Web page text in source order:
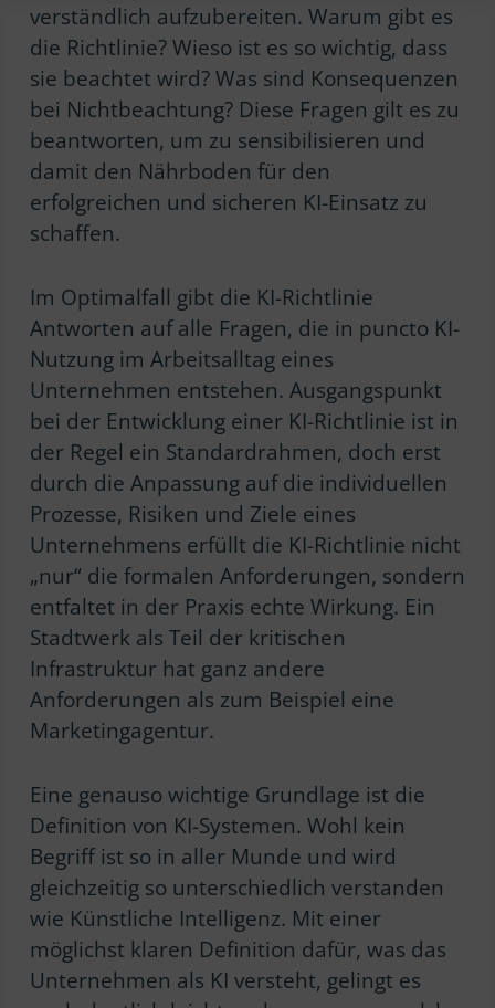
verständlich aufzubereiten. Warum gibt es
die Richtlinie? Wieso ist es so wichtig, dass
sie beachtet wird? Was sind Konsequenzen
bei Nichtbeachtung? Diese Fragen gilt es zu
beantworten, um zu sensibilisieren und
damit den Nährboden für den
erfolgreichen und sicheren KI-Einsatz zu
schaffen.
Im Optimalfall gibt die KI-Richtlinie
Antworten auf alle Fragen, die in puncto KI-
Nutzung im Arbeitsalltag eines
Unternehmen entstehen. Ausgangspunkt
bei der Entwicklung einer KI-Richtlinie ist in
der Regel ein Standardrahmen, doch erst
durch die Anpassung auf die individuellen
Prozesse, Risiken und Ziele eines
Unternehmens erfüllt die KI-Richtlinie nicht
„nur“ die formalen Anforderungen, sondern
entfaltet in der Praxis echte Wirkung. Ein
Stadtwerk als Teil der kritischen
Infrastruktur hat ganz andere
Anforderungen als zum Beispiel eine
Marketingagentur.
Eine genauso wichtige Grundlage ist die
Definition von KI-Systemen. Wohl kein
Begriff ist so in aller Munde und wird
gleichzeitig so unterschiedlich verstanden
wie Künstliche Intelligenz. Mit einer
möglichst klaren Definition dafür, was das
Unternehmen als KI versteht, gelingt es